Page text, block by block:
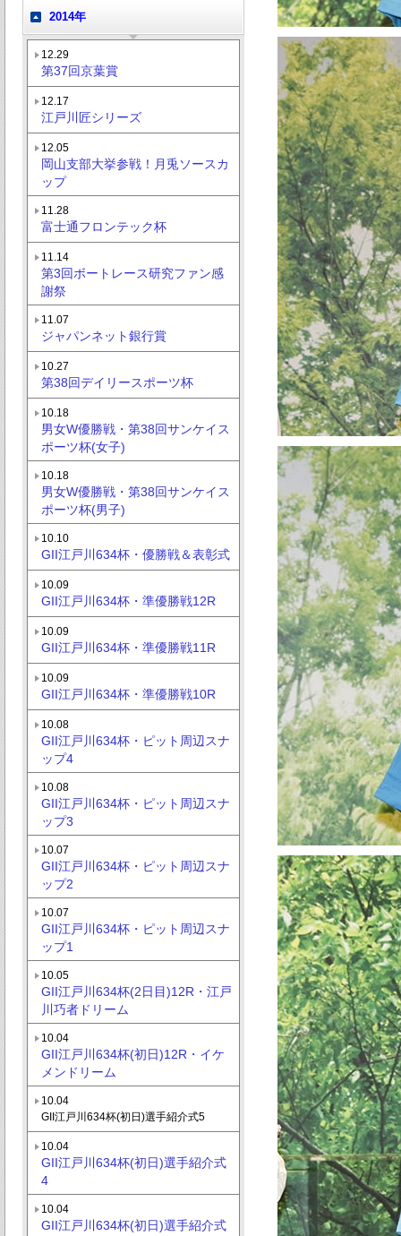
2014年
12.29
第37回京葉賞
12.17
江戸川匠シリーズ
12.05
岡山支部大挙参戦！月兎ソースカ
ップ
11.28
富士通フロンテック杯
11.14
第3回ボートレース研究ファン感
謝祭
11.07
ジャパンネット銀行賞
10.27
第38回デイリースポーツ杯
10.18
男女W優勝戦・第38回サンケイス
ポーツ杯(女子)
10.18
男女W優勝戦・第38回サンケイス
ポーツ杯(男子)
10.10
GII江戸川634杯・優勝戦＆表彰式
10.09
GII江戸川634杯・準優勝戦12R
10.09
GII江戸川634杯・準優勝戦11R
10.09
GII江戸川634杯・準優勝戦10R
10.08
GII江戸川634杯・ピット周辺スナ
ップ4
10.08
GII江戸川634杯・ピット周辺スナ
ップ3
10.07
GII江戸川634杯・ピット周辺スナ
ップ2
10.07
GII江戸川634杯・ピット周辺スナ
ップ1
10.05
GII江戸川634杯(2日目)12R・江戸
川巧者ドリーム
10.04
GII江戸川634杯(初日)12R・イケ
メンドリーム
10.04
GII江戸川634杯(初日)選手紹介式5
10.04
GII江戸川634杯(初日)選手紹介式
4
10.04
GII江戸川634杯(初日)選手紹介式